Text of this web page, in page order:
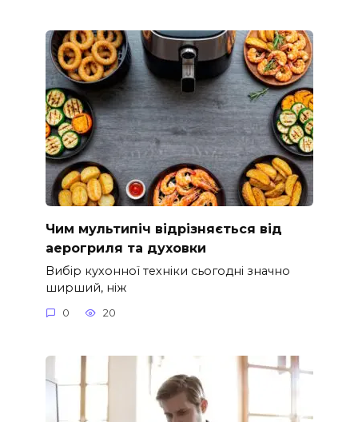
Чим мультипіч відрізняється від
аерогриля та духовки
Вибір кухонної техніки сьогодні значно
ширший, ніж
0 20